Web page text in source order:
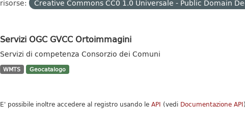
risorse:
Creative Commons CC0 1.0 Universale - Public Domain
Servizi OGC GVCC Ortoimmagini
Servizi di competenza Consorzio dei Comuni
WMTS Geocatalogo
E' possibile inoltre accedere al registro usando le API (vedi Documentazione API